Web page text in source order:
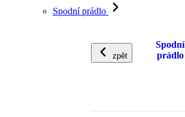
Spodní prádlo
zpět
Spodní
prádlo